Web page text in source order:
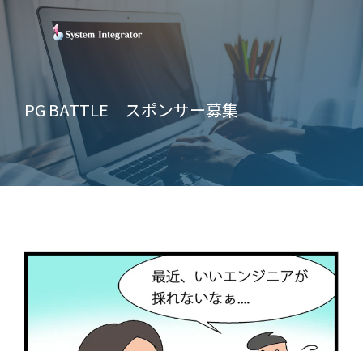
PG BATTLE スポンサー募集